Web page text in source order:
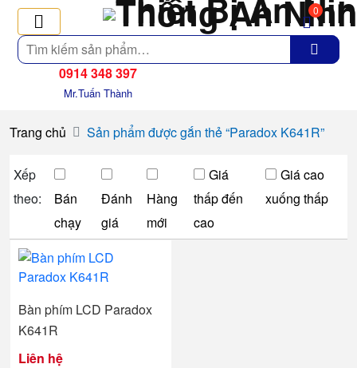
Tìm
kiếm
0
0914 348 397
Mr.Tuấn Thành
Trang chủ Sản phẩm được gắn thẻ “Paradox K641R”
Xếp
theo:
Bán
chạy
Đánh
giá
Hàng
mới
Giá
thấp đến
cao
Giá cao
xuống thấp
Bàn phím LCD Paradox
K641R
Liên hệ